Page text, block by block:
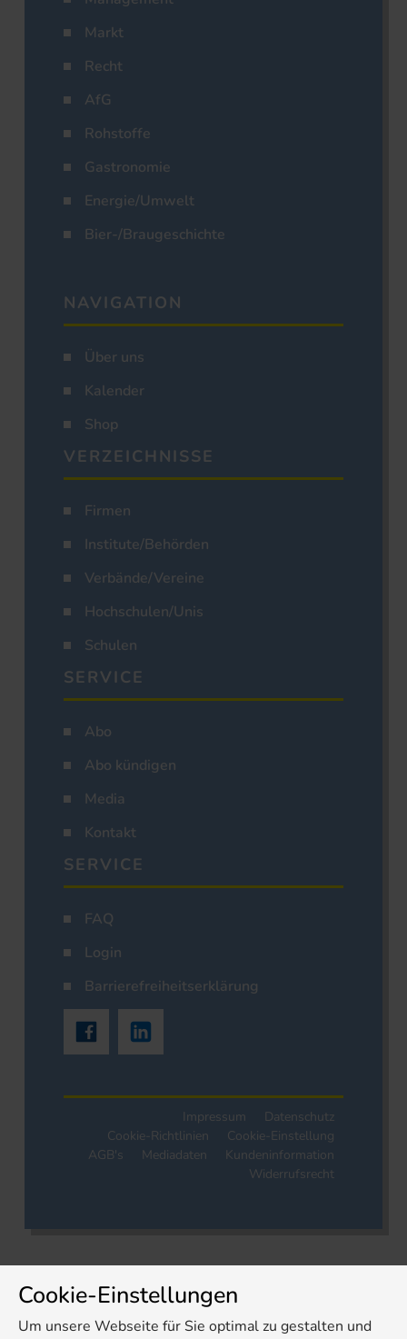
Markt
Recht
AfG
Rohstoffe
Gastronomie
Energie/Umwelt
Bier-/Braugeschichte
NAVIGATION
Über uns
Kalender
Shop
VERZEICHNISSE
Firmen
Institute/Behörden
Verbände/Vereine
Hochschulen/Unis
Schulen
SERVICE
Abo
Abo kündigen
Media
Kontakt
SERVICE
FAQ
Login
Barrierefreiheitserklärung
Impressum
Datenschutz
Cookie-Richtlinien
Cookie-Einstellung
AGB's
Mediadaten
Kundeninformation
Widerrufsrecht
Cookie-Einstellungen
Um unsere Webseite für Sie optimal zu gestalten und